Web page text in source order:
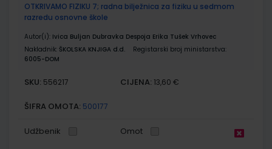
OTKRIVAMO FIZIKU 7; radna bilježnica za fiziku u sedmom
razredu osnovne škole
Autor(i): Ivica Buljan Dubravka Despoja Erika Tušek Vrhovec
Nakladnik: ŠKOLSKA KNJIGA d.d.
Registarski broj ministarstva:
6005-DOM
SKU: 556217 CIJENA: 13,60 €
ŠIFRA OMOTA: 500177
Udžbenik Omot